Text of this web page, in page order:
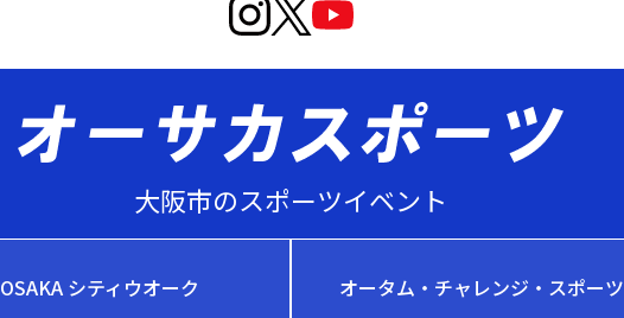
大阪市のスポーツイベント
OSAKA シティウオーク オータム・チャレンジ・スポーツ